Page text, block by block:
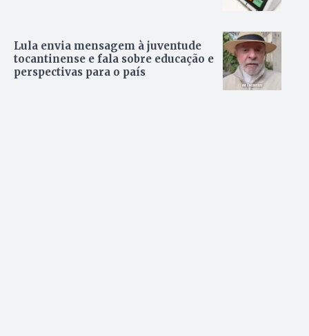
Lula envia mensagem à juventude
tocantinense e fala sobre educação e
perspectivas para o país